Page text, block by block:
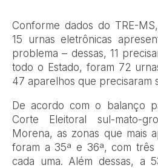
Conforme dados do TRE-
15 urnas eletrônicas
problema – dessas, 11
todo o Estado, foram 72
47 aparelhos que precisaram
De acordo com o balanço
Corte Eleitoral sul-mato-
Morena, as zonas que mais
foram a 35ª e 36ª, com três
cada uma. Além dessas, a